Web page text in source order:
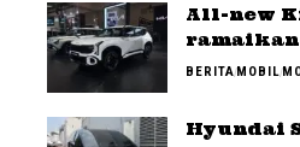
All-new
ramaikan
BERITAMOBIL
Hyundai